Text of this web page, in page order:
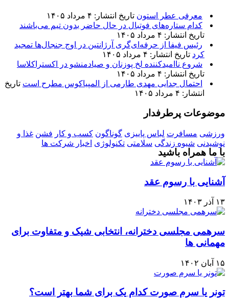
معرفی عطر استون تاریخ انتشار: ۴ مرداد ۱۴۰۵
کدام ستاره‌های فوتبال در حال حاضر بدون تیم می‌باشند
تاریخ انتشار: ۴ مرداد ۱۴۰۵
رئیس فیفا از حرفه‌ای‌گری آرژانتین در اوج جنجال‌ها تمجید
کرد تاریخ انتشار: ۴ مرداد ۱۴۰۵
شروع ناامیدکننده لخ پوزنان و صیادمنشو در اکستراکلاسا
تاریخ انتشار: ۴ مرداد ۱۴۰۵
احتمال جدایی مهدی طارمی از المپیاکوس مطرح است تاریخ
انتشار: ۴ مرداد ۱۴۰۵
موضوعات پرطرفدار
ورزشی مسافرت لباس پاییزی گوناگون کسب و کار فشن غذا و
نوشیدنی شیوه زندگی سلامتی تکنولوژی اخبار شرکت ها
با ما همراه باشید
آشنایی با رسوم عقد
۱۳ آذر ۱۴۰۳
سرهمی مجلسی دخترانه، انتخابی شیک و متفاوت برای
مهمانی ها
۱۵ آبان ۱۴۰۲
تونر یا سرم صورت کدام یک برای شما بهتر است؟